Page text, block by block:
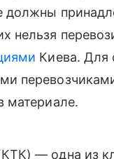
должны
Киева. Для
материале.
— одна из